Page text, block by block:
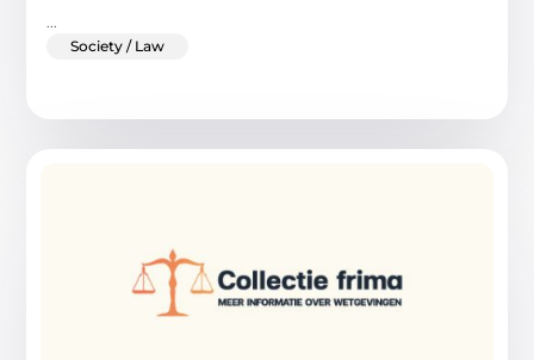
...
Society / Law